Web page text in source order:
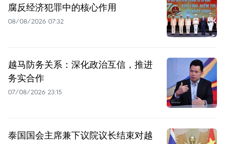
腐反经济犯罪中的核心作用
08/08/2026 07:32
越马防务关系：深化政治互信，推进
务实合作
07/08/2026 23:15
泰国国会主席兼下议院议长结束对越